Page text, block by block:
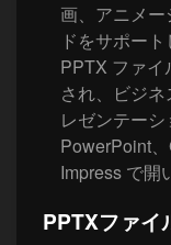
画、アニメ
ドをサポート
PPTX ファイ
され、ビジ
レゼンテーシ
PowerPoint
Impress で開
PPTXファイ